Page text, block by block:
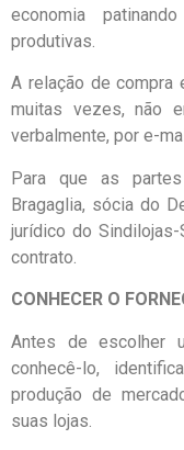
economia
produtivas.
A relação de compra
muitas vezes, não
verbalmente, por e-
Para que as
Bragaglia, sócia do
jurídico do
contrato.
CONHECER O
Antes de escolher
conhecê-lo,
produção de
suas lojas.